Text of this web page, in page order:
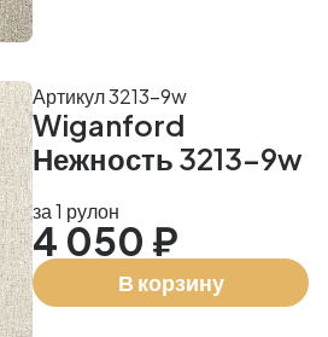
Wiganford
Нежность 3213-9w
Артикул 3213-9w
за 1 рулон
4 050 ₽
В корзину